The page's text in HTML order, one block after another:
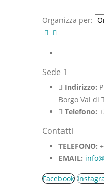
Organizza per:
Sede 1
Indirizzo:
Borgo Val di
Telefono:
Contatti
TELEFONO:
EMAIL:
Facebook